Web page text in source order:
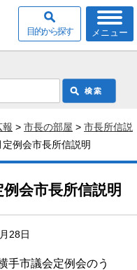
メニュー
目的から探す
報 > 市長の部屋 > 市長所信説
例会市長所信説明
会市長所信説明
28日
手市議会定例会のう